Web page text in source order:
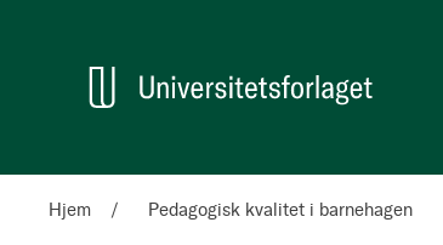
Hjem Pedagogisk kvalitet i barnehagen